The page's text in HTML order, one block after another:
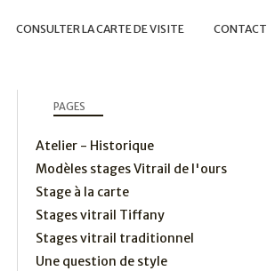
CONSULTER LA CARTE DE VISITE CONTACT
PAGES
Atelier - Historique
Modèles stages Vitrail de l'ours
Stage à la carte
Stages vitrail Tiffany
Stages vitrail traditionnel
Une question de style